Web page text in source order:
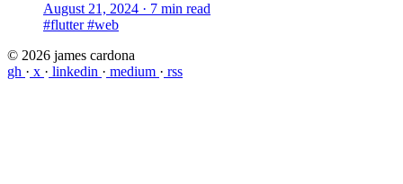
August 21, 2024 · 7 min read
#flutter#web
© 2026 james cardona
gh · x · linkedin · medium · rss